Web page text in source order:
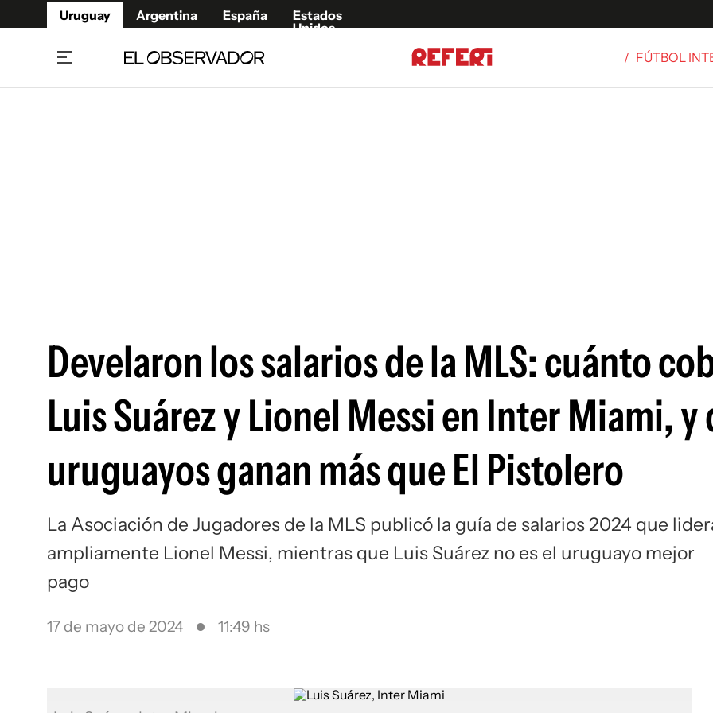
Uruguay Argentina España
Estados
Unidos
/ FÚTBOL
Develaron los salarios de la MLS: cuánto
Luis Suárez y Lionel Messi en Inter Miami, y
uruguayos ganan más que El Pistolero
La Asociación de Jugadores de la MLS publicó la guía de salarios 2024 que
ampliamente Lionel Messi, mientras que Luis Suárez no es el uruguayo mejor
pago
17 de mayo de 2024 11:49 hs